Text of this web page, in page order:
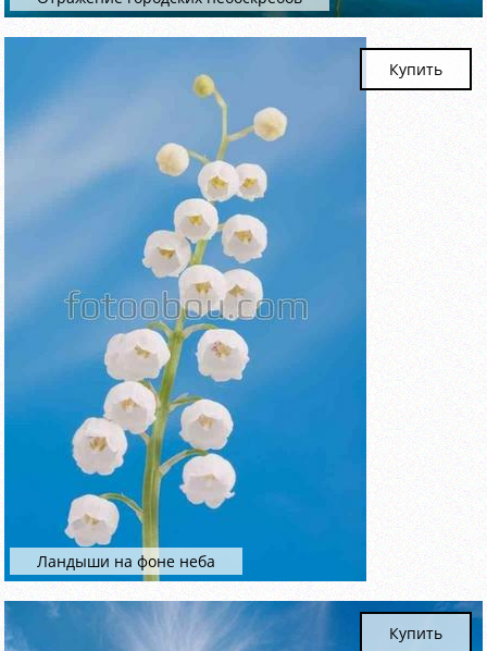
Ландыши на фоне неба
Купить
Купить